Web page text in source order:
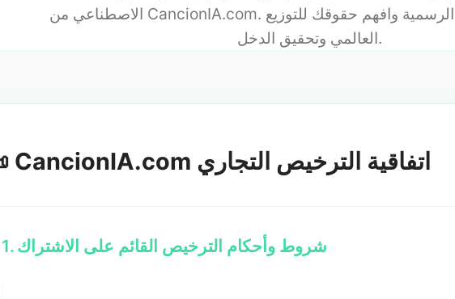
الاصطناعي من CancionIA.com. قم بتنزيل شهادتك الرسمية وافهم حقوقك للتوزيع
العالمي وتحقيق الدخل.
📜 CancionIA.com اتفاقية الترخيص التجاري
1. شروط وأحكام الترخيص القائم على الاشتراك